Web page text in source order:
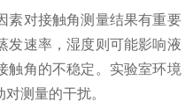
对接触角测量结果有重要
发速率，湿度则可能影响液
触角的不稳定。实验室环境
测量的干扰。